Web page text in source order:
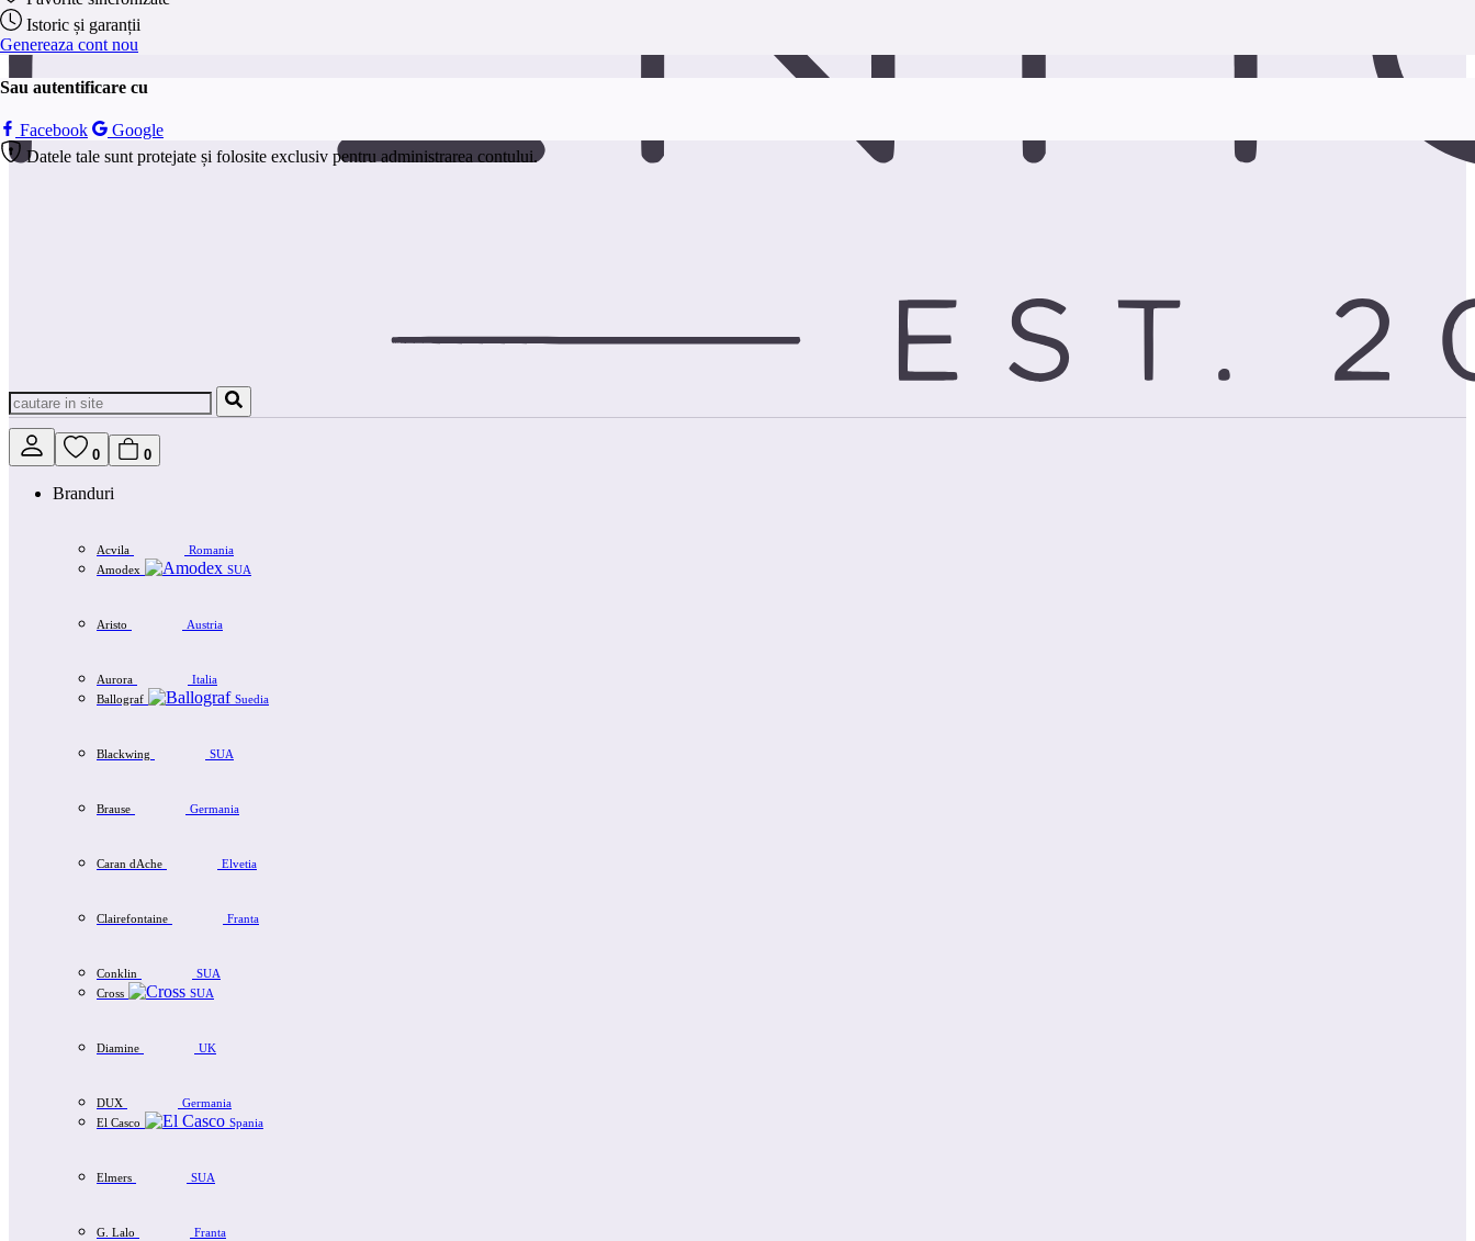
0 0
Branduri
Acvila
Romania
Amodex
SUA
Aristo Austria
Aurora
Italia
Ballograf
Suedia
Blackwing SUA
Brause Germania
Caran dAche Elvetia
Clairefontaine Franta
Conklin
SUA
Cross
SUA
Diamine UK
DUX
Germania
El Casco
Spania
Elmers SUA
G. Lalo Franta
Istoric și garanții
Genereaza cont nou
Sau autentificare cu
Facebook
Google
Datele tale sunt protejate și folosite exclusiv pentru administrarea contului.